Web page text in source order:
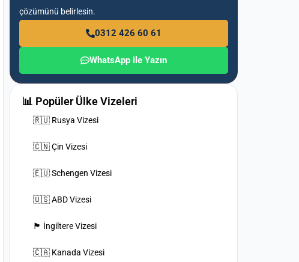
çözümünü belirlesin.
0312 426 60 61
WhatsApp ile Yazın
📊 Popüler Ülke Vizeleri
🇷🇺 Rusya Vizesi
🇨🇳 Çin Vizesi
🇪🇺 Schengen Vizesi
🇺🇸 ABD Vizesi
🏴󠁧󠁢󠁥󠁮󠁧󠁿 İngiltere Vizesi
🇨🇦 Kanada Vizesi